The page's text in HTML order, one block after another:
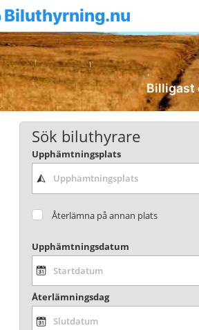
Biluthyrning.nu
Billigast
Sök biluthyrare
Upphämtningsplats
Återlämna på annan plats
Upphämtningsdatum
Återlämningsdag